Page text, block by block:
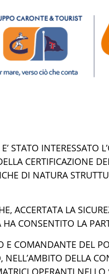
STATO INTERESSATO L’
CERTIFICAZIONE
DI NATURA
ACCERTATA LA
HA CONSENTITO LA
E COMANDANTE DEL
, NELL’AMBITO DELLA
OPERANTI